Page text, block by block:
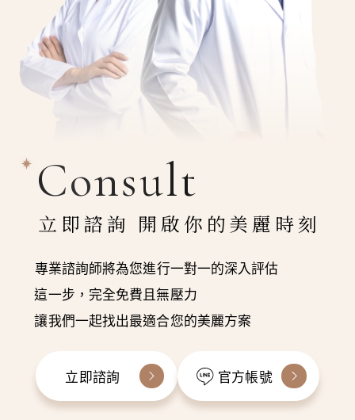
Consult
立即諮詢 開啟你的美麗時刻
專業諮詢師將為您進行一對一的深入評估
這一步，完全免費且無壓力
讓我們一起找出最適合您的美麗方案
立即諮詢 官方帳號